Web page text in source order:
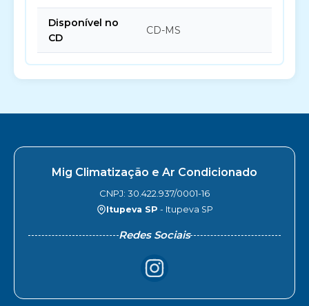
Disponível no
CD
CD-MS
Mig Climatização e Ar Condicionado
CNPJ: 30.422.937/0001-16
Itupeva SP - Itupeva SP
Redes Sociais